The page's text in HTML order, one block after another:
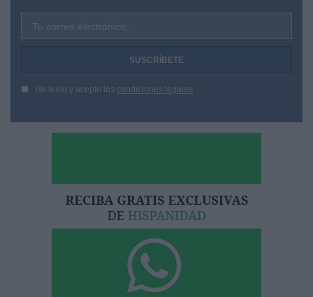
Tu correo electrónico...
He leído y acepto las condiciones legales